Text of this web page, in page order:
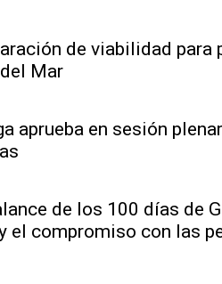
de viabilidad para
Mar
aprueba en sesión
de los 100 días de
el compromiso con las